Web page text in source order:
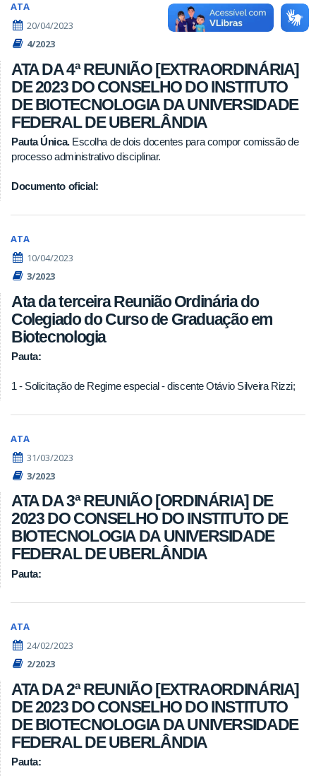
ATA
20/04/2023
4/2023
ATA DA 4ª REUNIÃO [EXTRAORDINÁRIA]
DE 2023 DO CONSELHO DO INSTITUTO
DE BIOTECNOLOGIA DA UNIVERSIDADE
FEDERAL DE UBERLÂNDIA
Pauta Única. Escolha de dois docentes para compor comissão de
processo administrativo disciplinar.
Documento oficial:
ATA
10/04/2023
3/2023
Ata da terceira Reunião Ordinária do
Colegiado do Curso de Graduação em
Biotecnologia
Pauta:
1 - Solicitação de Regime especial - discente Otávio Silveira Rizzi;
ATA
31/03/2023
3/2023
ATA DA 3ª REUNIÃO [ORDINÁRIA] DE
2023 DO CONSELHO DO INSTITUTO DE
BIOTECNOLOGIA DA UNIVERSIDADE
FEDERAL DE UBERLÂNDIA
Pauta:
ATA
24/02/2023
2/2023
ATA DA 2ª REUNIÃO [EXTRAORDINÁRIA]
DE 2023 DO CONSELHO DO INSTITUTO
DE BIOTECNOLOGIA DA UNIVERSIDADE
FEDERAL DE UBERLÂNDIA
Pauta: